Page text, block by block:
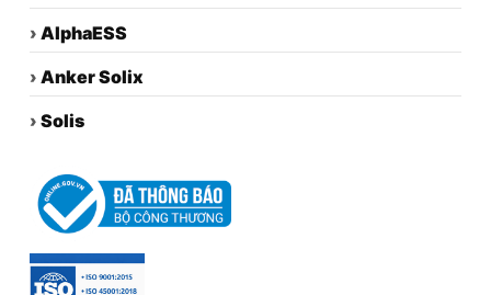
› AlphaESS
› Anker Solix
› Solis